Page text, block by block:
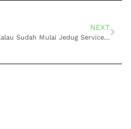
NEXT
Kalau Sudah Mulai Jedug Service Transmisi Matic Mazda Biante Jakarta Barat Jangan Ditunda